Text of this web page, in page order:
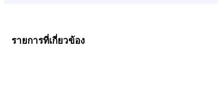
รายการที่เกี่ยวข้อง